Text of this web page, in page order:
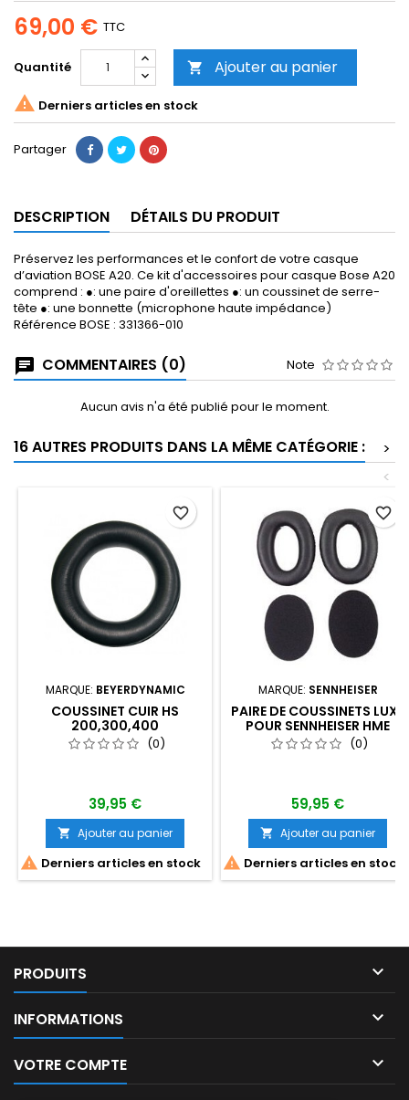
69,00 € TTC
Quantité  Ajouter au panier
 Derniers articles en stock
Partager
DESCRIPTION DÉTAILS DU PRODUIT
Préservez les performances et le confort de votre casque
d’aviation BOSE A20. Ce kit d'accessoires pour casque Bose A20
comprend : ●: une paire d'oreillettes ●: un coussinet de serre-
tête ●: une bonnette (microphone haute impédance)
Référence BOSE : 331366-010
COMMENTAIRES (0) Note
Aucun avis n'a été publié pour le moment.
16 AUTRES PRODUITS DANS LA MÊME CATÉGORIE :
>
<
MARQUE: BEYERDYNAMIC
COUSSINET CUIR HS
200,300,400
(0)
39,95 €
 Ajouter au panier
 Derniers articles en stock
favorite_border
MARQUE: SENNHEISER
PAIRE DE COUSSINETS LUXE
POUR SENNHEISER HME
100/110 ET HMEC 460
(0)
59,95 €
 Ajouter au panier
 Derniers articles en stock
favorite_border
PRODUITS 
INFORMATIONS 
VOTRE COMPTE 